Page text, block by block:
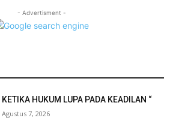
- Advertisment -
KETIKA HUKUM LUPA PADA KEADILAN “
Agustus 7, 2026